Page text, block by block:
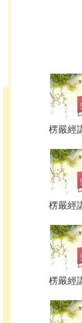
楞嚴經
楞嚴經
楞嚴經